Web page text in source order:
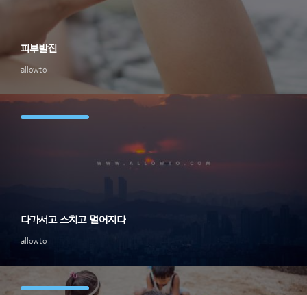
allowto
피부발진
allowto
다가서고 스치고 멀어지다